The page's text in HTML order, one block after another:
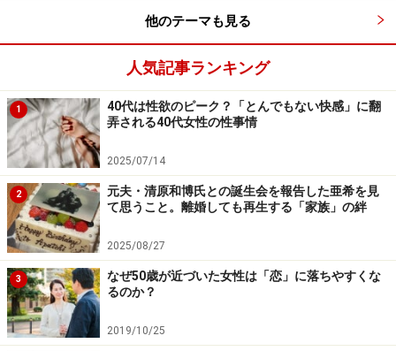
あった。終電がなくなったころにはさすがにヒロキさん
「警察に連絡した方がいいだろうかと思い始めた午前6
時、ようやく帰ってきました。『飲み過ぎて終電乗れな
くて、始発になっちゃった』と笑っていましたが、酒が
残っている感じでもないし、二日酔いにも見えなかっ
た。そもそも妻は酒には弱い。だからこそつぶれて居酒
屋で眠り込んだというんですが、そんなことはあるかな
あと半信半疑でした」
2週間後、再び妻が朝帰りした。さすがのヒロキさんも
「いったいどういうつもりなの？」と怒りの声を上げ
た。女性だからとか妻だからということではなく、家庭
他のテーマも見る
人気記事ランキング
1
40代は性欲のピーク？「とんでもない快感」に翻
弄される40代女性の性事情
2025/07/14
2
元夫・清原和博氏との誕生会を報告した亜希を見
て思うこと。離婚しても再生する「家族」の絆
2025/08/27
3
なぜ50歳が近づいた女性は「恋」に落ちやすくな
るのか？
2019/10/25